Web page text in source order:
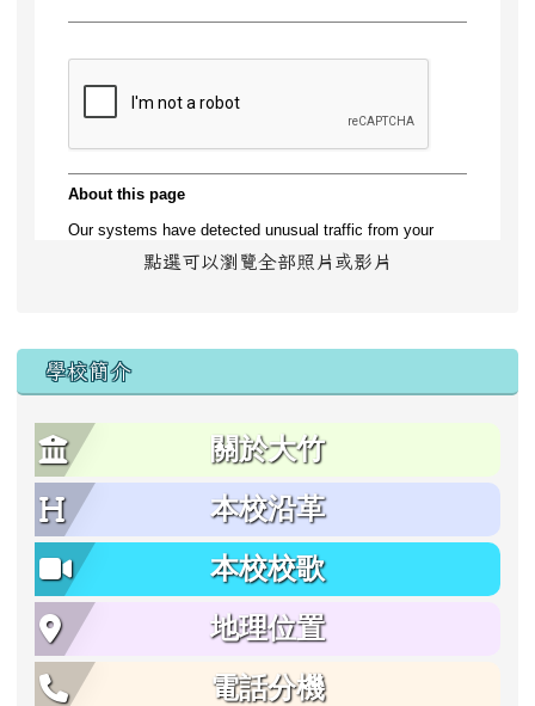
點選可以瀏覽全部照片或影片
學校簡介
關於大竹
本校沿革
本校校歌
地理位置
電話分機